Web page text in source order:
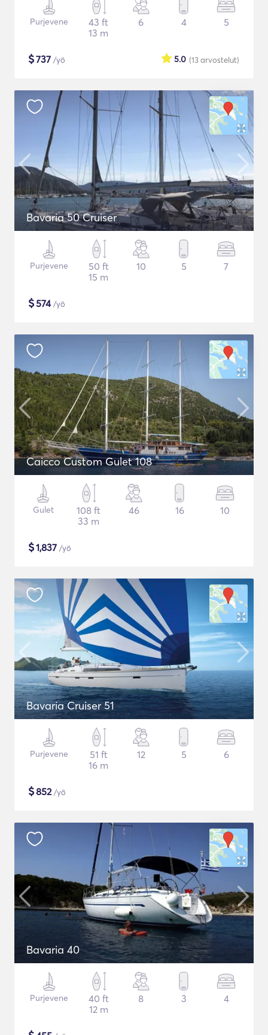
Purjevene
43 ft
13 m
6 4 5
$737 /yö (13arvostelut)
5.0
Bavaria 50 Cruiser
Purjevene
50 ft
15 m
10 5 7
$574/yö
Caicco Custom Gulet 108
Gulet
108 ft
33 m
46 16 10
$1,837 /yö
Bavaria Cruiser 51
Purjevene
51 ft
16 m
12 5 6
$852/yö
Bavaria 40
Purjevene
40 ft
12 m
8 3 4